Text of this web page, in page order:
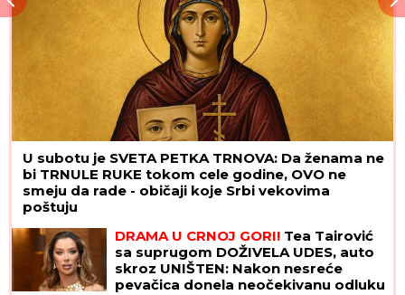
U subotu je SVETA PETKA TRNOVA: Da ženama ne
bi TRNULE RUKE tokom cele godine, OVO ne
smeju da rade - običaji koje Srbi vekovima
poštuju
DRAMA U CRNOJ GORI! Tea Tairović
sa suprugom DOŽIVELA UDES, auto
skroz UNIŠTEN: Nakon nesreće
pevačica donela neočekivanu odluku